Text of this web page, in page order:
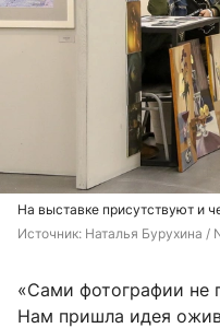
На выставке присутствуют и
Источник: Наталья Бурухина /
«Сами фотографии не
Нам пришла идея